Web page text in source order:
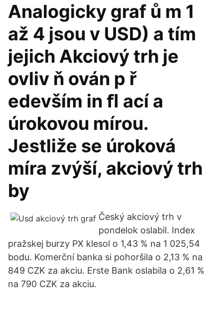
Analogicky graf ů m 1
až 4 jsou v USD) a tím
jejich Akciový trh je
ovliv ň ován p ř
edevším in ﬂ ací a
úrokovou mírou.
Jestliže se úroková
míra zvýší, akciový trh
by
Český akciový trh v
pondelok oslabil. Index
pražskej burzy PX klesol o 1,43 % na 1 025,54
bodu. Komerční banka si pohoršila o 2,13 % na
849 CZK za akciu. Erste Bank oslabila o 2,61 %
na 790 CZK za akciu.